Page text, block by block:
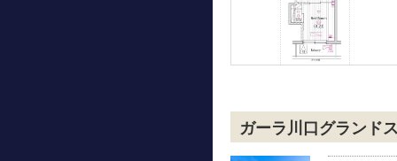
ガーラ川口グランド